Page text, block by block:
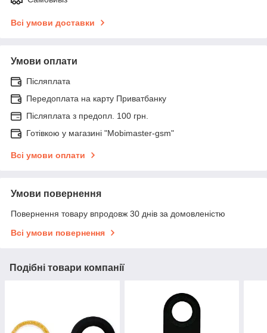
Всі умови доставки
Умови оплати
Післяплата
Передоплата на карту Приватбанку
Післяплата з предопл. 100 грн.
Готівкою у магазині "Mobimaster-gsm"
Всі умови оплати
Умови повернення
Повернення товару впродовж 30 днів за домовленістю
Всі умови повернення
Подібні товари компанії